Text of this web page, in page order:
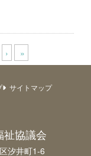
› »
サイトマップ
祉協議会
汐井町1-6